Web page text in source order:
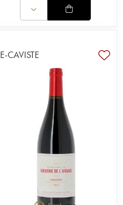
E-CAVISTE